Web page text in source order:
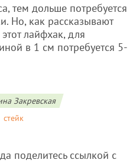
тем дольше потребуется
Но, как рассказывают
лайфхак, для
в 1 см потребуется 5-
Закревская
стейк
поделитесь ссылкой с